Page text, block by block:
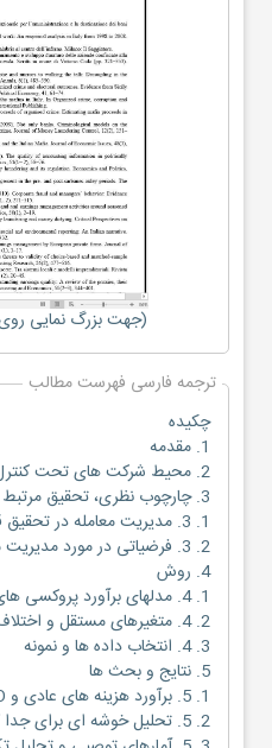
(جهت بزرگ نمایی
ترجمه فارسی فهرست مطالب
چکیده
1. مقدمه
2. محیط شرکت های تحت کنترل مافیا
3. چارچوب نظری، تحقیق مرتبط و توسعه فرضیه
1. 3. مدیریت معامله در تحقیق قبل
2. 3. فرضیاتی در مورد مدیریت معامله در MCF
4. روش
1. 4. مدلهای برآورد پروکسی های مدیریت معامله
2. 4. متغیرهای مستقل و اختلاف در مدل رگرسیون اختلافات
3. 4. انتخاب داده ها و نمونه
5. نتایج و بحث ها
1. 5. برآورد هزینه های عادی و CFO
2. 5. تحلیل خوشه ای برای جدا کردن MCSF از MCRF